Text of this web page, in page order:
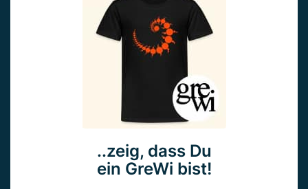
..zeig, dass Du
ein GreWi bist!